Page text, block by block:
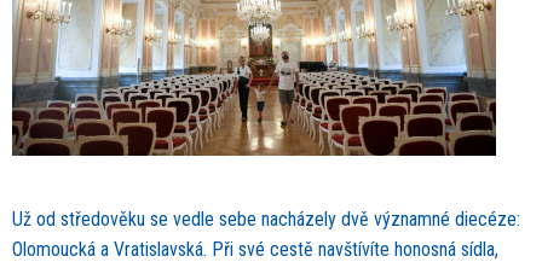
Už od středověku se vedle sebe nacházely dvě významné diecéze:
Olomoucká a Vratislavská. Při své cestě navštívíte honosná sídla,